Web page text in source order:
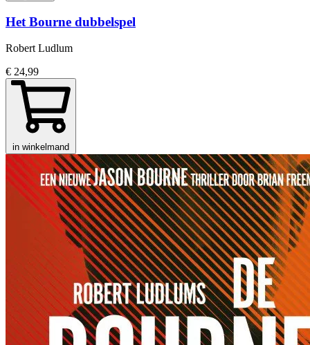
Het Bourne dubbelspel
Robert Ludlum
€ 24,99
in winkelmand